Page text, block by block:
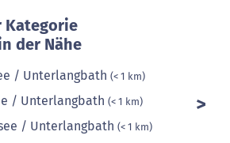
Kategorie
der Nähe
/ Unterlangbath (< 1 km)
/ Unterlangbath (< 1 km)
/ Unterlangbath (< 1 km)